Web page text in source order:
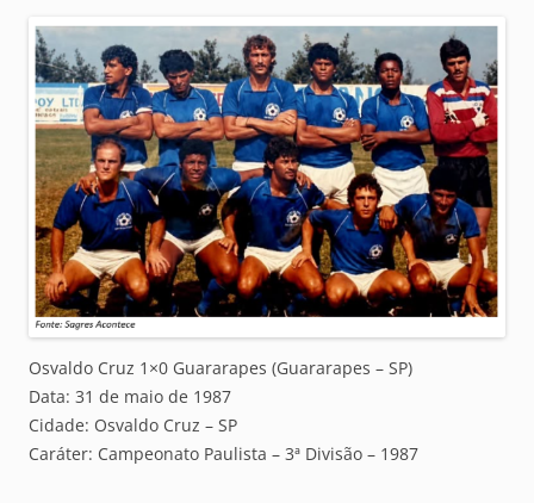
Osvaldo Cruz 1×0 Guararapes (Guararapes – SP)
Data: 31 de maio de 1987
Cidade: Osvaldo Cruz – SP
Caráter: Campeonato Paulista – 3ª Divisão – 1987